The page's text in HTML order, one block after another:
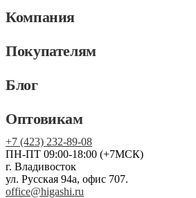
Компания
Покупателям
Блог
Оптовикам
+7 (423) 232-89-08
ПН-ПТ 09:00-18:00 (+7МСК)
г. Владивосток
ул. Русская 94а, офис 707.
office@higashi.ru